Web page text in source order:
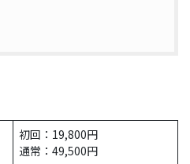
初回：19,800円
通常：49,500円